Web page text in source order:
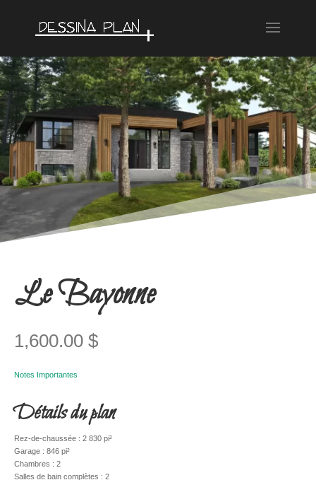
Le Bayonne
1,600.00 $
Notes Importantes
Détails du plan
Rez-de-chaussée : 2 830 pi²
Garage : 846 pi²
Chambres : 2
Salles de bain complètes : 2